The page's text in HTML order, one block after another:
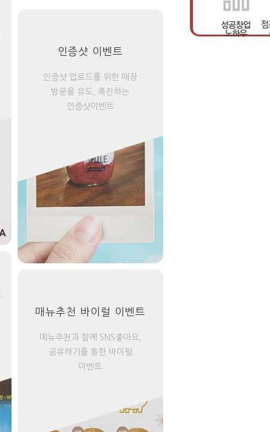
인증샷 이벤트
인증샷 업로드를 위한 매장
방문을 유도, 촉진하는
인증샷이벤트
매뉴추천 바이럴 이벤트
메뉴추천과 함께 SNS좋아요,
공유하기를 통한 바이럴
이벤트